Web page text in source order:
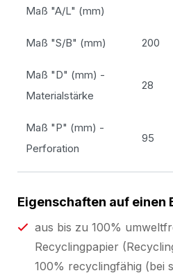
Maß "A/L" (mm)
Maß "S/B" (mm) 200
Maß "D" (mm) -
Materialstärke
28
Maß "P" (mm) -
Perforation
95
Eigenschaften auf einen
aus bis zu 100%
Recyclingpapier
100% recyclingfähig (bei